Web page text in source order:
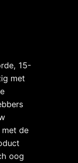
15-
met
de
oog